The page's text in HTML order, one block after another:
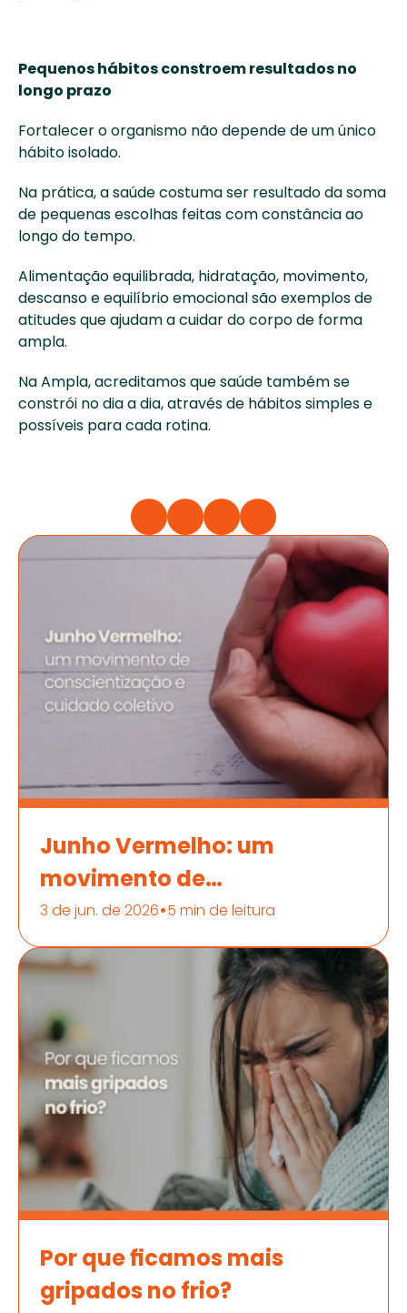
Pequenos hábitos constroem resultados no
longo prazo
Fortalecer o organismo não depende de um único
hábito isolado.
Na prática, a saúde costuma ser resultado da soma
de pequenas escolhas feitas com constância ao
longo do tempo.
Alimentação equilibrada, hidratação, movimento,
descanso e equilíbrio emocional são exemplos de
atitudes que ajudam a cuidar do corpo de forma
ampla.
Na Ampla, acreditamos que saúde também se
constrói no dia a dia, através de hábitos simples e
possíveis para cada rotina.
Junho Vermelho: um
movimento de
conscientização e cuidado
coletivo
3 de jun. de 2026•5 min de leitura
Por que ficamos mais
gripados no frio?